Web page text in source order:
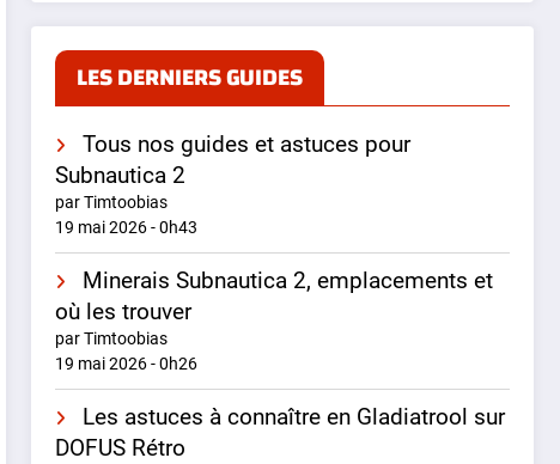
LES DERNIERS GUIDES
Tous nos guides et astuces pour
Subnautica 2
par Timtoobias
19 mai 2026 - 0h43
Minerais Subnautica 2, emplacements et
où les trouver
par Timtoobias
19 mai 2026 - 0h26
Les astuces à connaître en Gladiatrool sur
DOFUS Rétro